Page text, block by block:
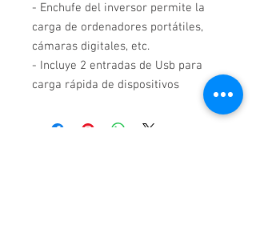
- Enchufe del inversor permite la
carga de ordenadores portátiles,
cámaras digitales, etc.
- Incluye 2 entradas de Usb para
carga rápida de dispositivos